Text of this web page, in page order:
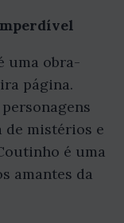
uma obra-
página.
de mistérios e
é uma
amantes da